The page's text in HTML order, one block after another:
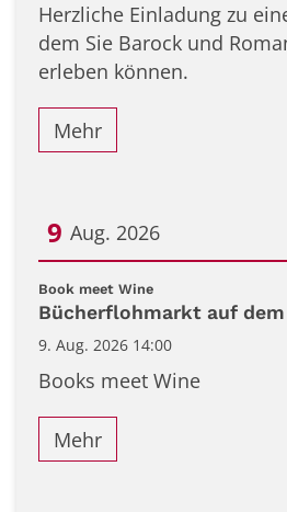
Herzliche Einladung zu
dem Sie Barock und
erleben können.
Mehr
9 Aug. 2026
Datum: 9. August 2026
Book meet Wine:
Bücherflohmarkt auf
9. Aug. 2026 14:00
Books meet Wine
Mehr